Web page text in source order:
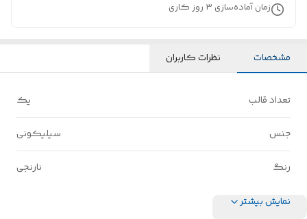
زمان آماده‌سازی 3 روز کاری
مشخصات نظرات کاربران
تعداد قالب یک
جنس سیلیکونی
رنگ نارنجی
نمایش بیشتر